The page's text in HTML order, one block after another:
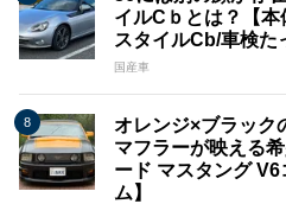
イルCｂとは？【
スタイルCb/車検た
国産車
オレンジ×ブラック
マフラーが映える
ード マスタング
ム】